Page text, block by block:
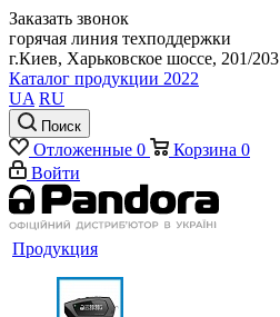
Заказать звонок
горячая линия техподдержки
г.Киев, Харьковское шоссе, 201/203
Каталог продукции 2022
UA RU
Поиск
Отложенные 0 Корзина 0
Войти
Продукция